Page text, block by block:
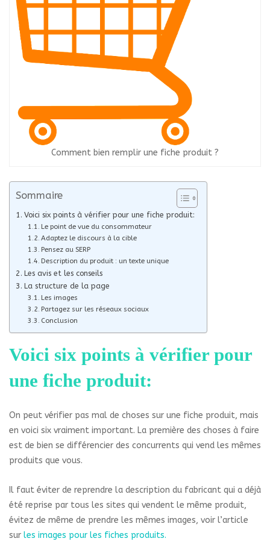
Comment bien remplir une fiche produit ?
Sommaire
Voici six points à vérifier pour une fiche produit:
Le point de vue du consommateur
Adaptez le discours à la cible
Pensez au SERP
Description du produit : un texte unique
Les avis et les conseils
La structure de la page
Les images
Partagez sur les réseaux sociaux
Conclusion
Voici six points à vérifier pour
une fiche produit:
On peut vérifier pas mal de choses sur une fiche produit, mais
en voici six vraiment important. La première des choses à faire
est de bien se différencier des concurrents qui vend les mêmes
produits que vous.
Il faut éviter de reprendre la description du fabricant qui a déjà
été reprise par tous les sites qui vendent le même produit,
évitez de même de prendre les mêmes images, voir l’article
sur les images pour les fiches produits.